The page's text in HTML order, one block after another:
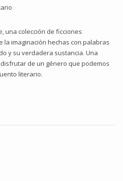
una colección de ficciones
la imaginación hechas con palabras
y su verdadera sustancia. Una
de un género que podemos
literario.